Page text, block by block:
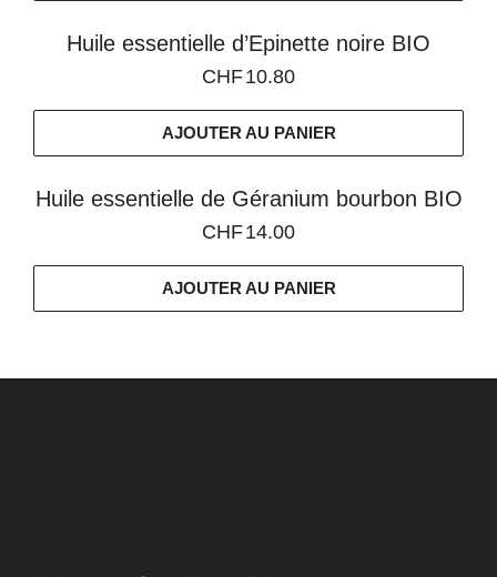
Huile essentielle d’Epinette noire BIO
CHF10.80
AJOUTER AU PANIER
Huile essentielle de Géranium bourbon BIO
CHF14.00
AJOUTER AU PANIER